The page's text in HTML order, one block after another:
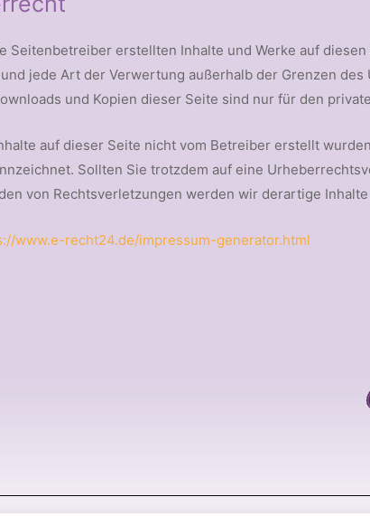
Seitenbetreiber erstellten Inhalte und Werke auf
jede Art der Verwertung außerhalb der Grenzen
und Kopien dieser Seite sind nur für den
auf dieser Seite nicht vom Betreiber erstellt
Sollten Sie trotzdem auf eine
von Rechtsverletzungen werden wir derartige
www.e-recht24.de/impressum-generator.html